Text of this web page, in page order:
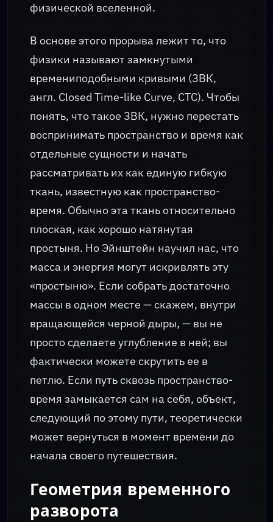
физической вселенной.
В основе этого прорыва лежит то, что
физики называют замкнутыми
времениподобными кривыми (ЗВК,
англ. Closed Time-like Curve, CTC). Чтобы
понять, что такое ЗВК, нужно перестать
воспринимать пространство и время как
отдельные сущности и начать
рассматривать их как единую гибкую
ткань, известную как пространство-
время. Обычно эта ткань относительно
плоская, как хорошо натянутая
простыня. Но Эйнштейн научил нас, что
масса и энергия могут искривлять эту
«простыню». Если собрать достаточно
массы в одном месте — скажем, внутри
вращающейся черной дыры, — вы не
просто сделаете углубление в ней; вы
фактически можете скрутить ее в
петлю. Если путь сквозь пространство-
время замыкается сам на себя, объект,
следующий по этому пути, теоретически
может вернуться в момент времени до
начала своего путешествия.
Геометрия временного
разворота